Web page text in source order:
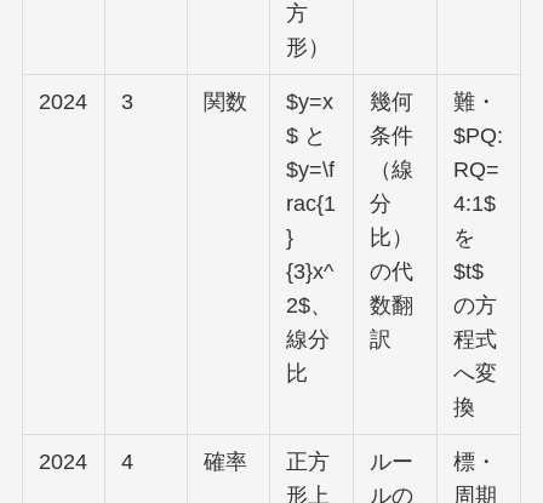
方
形）
2024 3 関数
$y=x
$ と
$y=\f
rac{1
}
{3}x^
2$、
線分
比
幾何
条件
（線
分
比）
の代
数翻
訳
難・
$PQ:
RQ=
4:1$
を
$t$
の方
程式
へ変
換
2024 4 確率
正方
形上
ルー
ルの
標・
周期